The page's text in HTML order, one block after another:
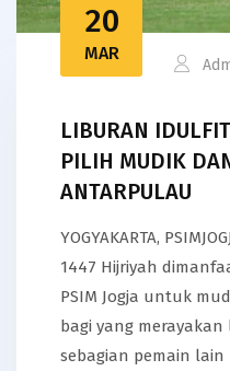
20
MAR
LIBURAN
PILIH MUDIK
ANTARPULAU
YOGYAKARTA,
1447 Hijriyah
PSIM Jogja untuk
bagi yang
sebagian pemain